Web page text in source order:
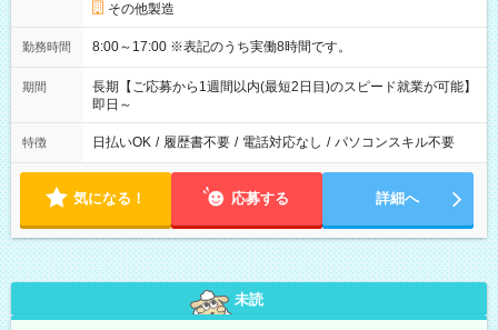
その他製造
勤務時間 8:00～17:00 ※表記のうち実働8時間です。
期間
長期【ご応募から1週間以内(最短2日目)のスピード就業が可能】
即日～
特徴 日払いOK / 履歴書不要 / 電話対応なし / パソコンスキル不要
気になる！ 応募する 詳細へ
未読